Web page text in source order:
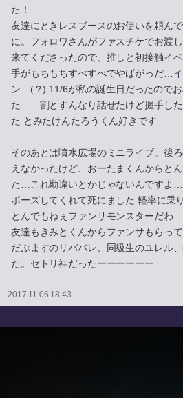
た！
友達にときレスブースのお使いを頼ん
に。フォロワさんがファスチケでお渡
来てくださったので、推しと初接触イ
手がもちもちすべすべでやばがっだ…
ン…(？) 11/6が私の誕生日だったので
た……割とすんなり話せたけど握手し
た とみたけんたろうくん好きです
そのあとは噴水広場のミニライブ。後
えなかったけど、おーたまくんからと
た…これ勘違いとかじゃないんですよ
ポーズしてくれて死にました 軽率に乗
とんでもねぇファンサモンスターだわ
友達もきみとくんからファンサもらっ
だぶますのリババレ、同級生のユレル
た。セトリ神だったーーーーーー
2017.11.06 18:43